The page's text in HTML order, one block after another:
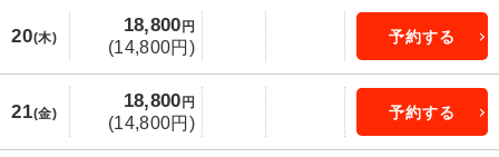
20(木)
18,800 円
(14,800円)
予約する
21(金)
18,800 円
(14,800円)
予約する